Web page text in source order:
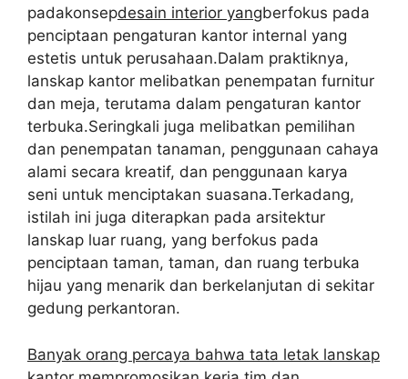
padakonsepdesain interior yangberfokus pada
penciptaan pengaturan kantor internal yang
estetis untuk perusahaan.Dalam praktiknya,
lanskap kantor melibatkan penempatan furnitur
dan meja, terutama dalam pengaturan kantor
terbuka.Seringkali juga melibatkan pemilihan
dan penempatan tanaman, penggunaan cahaya
alami secara kreatif, dan penggunaan karya
seni untuk menciptakan suasana.Terkadang,
istilah ini juga diterapkan pada arsitektur
lanskap luar ruang, yang berfokus pada
penciptaan taman, taman, dan ruang terbuka
hijau yang menarik dan berkelanjutan di sekitar
gedung perkantoran.
Banyak orang percaya bahwa tata letak lanskap